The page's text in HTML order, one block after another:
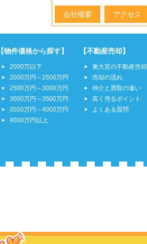
会社概要 アクセス
【物件価格から探す】
2000万以下
2000万円～2500万円
2500万円～3000万円
3000万円～3500万円
3500万円～4000万円
4000万円以上
【不動産売却】
東大宮の不動産売却
売却の流れ
仲介と買取の違い
高く売るポイント
よくある質問